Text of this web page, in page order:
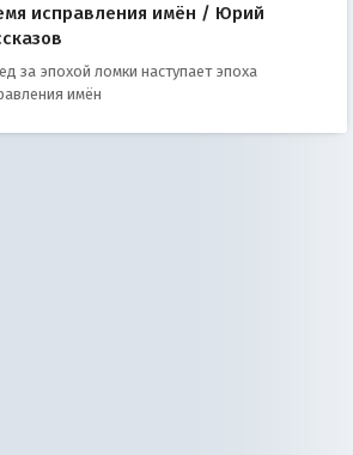
исправления имён / Юрий
за эпохой ломки наступает эпоха
имён